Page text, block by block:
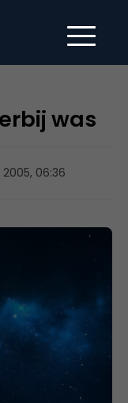
was
2005, 06:36